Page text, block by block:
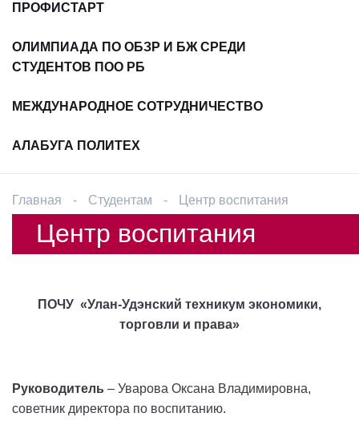
ПРОФИСТАРТ
ОЛИМПИАДА ПО ОБЗР И БЖ СРЕДИ
СТУДЕНТОВ ПОО РБ
МЕЖДУНАРОДНОЕ СОТРУДНИЧЕСТВО
АЛАБУГА ПОЛИТЕХ
Главная - Студентам - Центр воспитания
Центр воспитания
ПОЧУ «Улан-Удэнский техникум экономики,
торговли и права»
Руководитель – Уварова Оксана Владимировна,
советник директора по воспитанию.